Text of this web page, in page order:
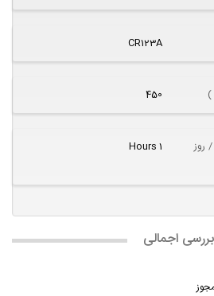
CR123A
450
روز
1 Hours
بررسی اجمالی